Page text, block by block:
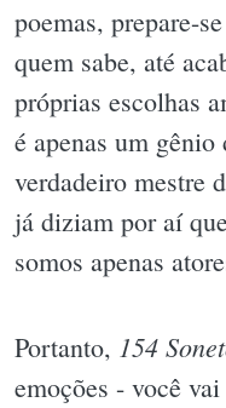
poemas, prepare-
quem sabe, até
próprias escolhas
é apenas um
verdadeiro mestre
já diziam por aí
somos apenas
Portanto, 154
emoções - você